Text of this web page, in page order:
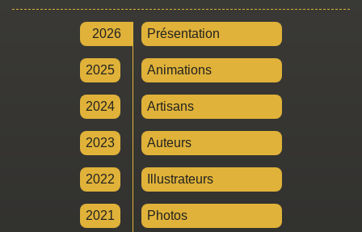
2026
2025
2024
2023
2022
2021
Présentation
Animations
Artisans
Auteurs
Illustrateurs
Photos